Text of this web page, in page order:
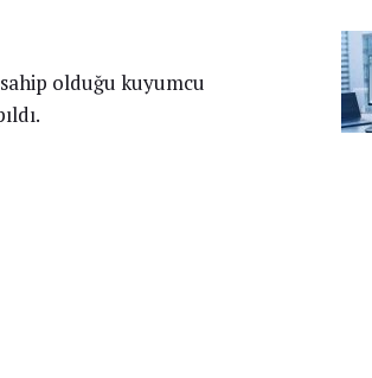
olduğu kuyumcu